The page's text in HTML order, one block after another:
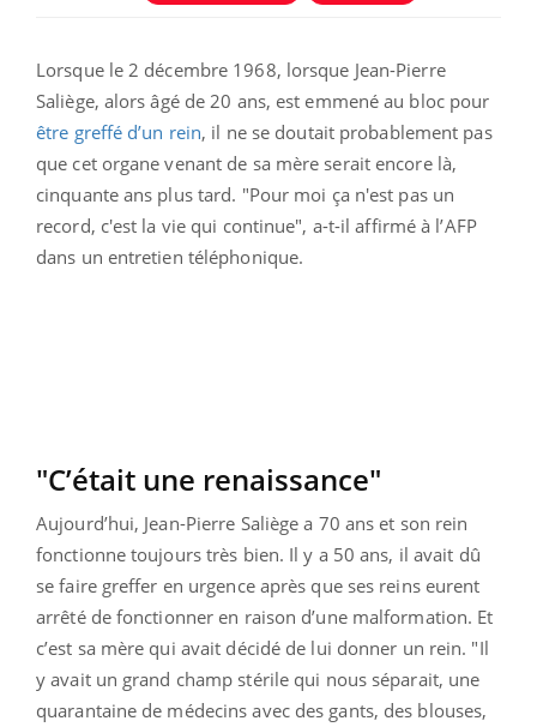
Lorsque le 2 décembre 1968, lorsque Jean-Pierre
Saliège, alors âgé de 20 ans, est emmené au bloc pour
être greffé d’un rein, il ne se doutait probablement pas
que cet organe venant de sa mère serait encore là,
cinquante ans plus tard. "Pour moi ça n'est pas un
record, c'est la vie qui continue", a-t-il affirmé à l’AFP
dans un entretien téléphonique.
"C’était une renaissance"
Aujourd’hui, Jean-Pierre Saliège a 70 ans et son rein
fonctionne toujours très bien. Il y a 50 ans, il avait dû
se faire greffer en urgence après que ses reins eurent
arrêté de fonctionner en raison d’une malformation. Et
c’est sa mère qui avait décidé de lui donner un rein. "Il
y avait un grand champ stérile qui nous séparait, une
quarantaine de médecins avec des gants, des blouses,